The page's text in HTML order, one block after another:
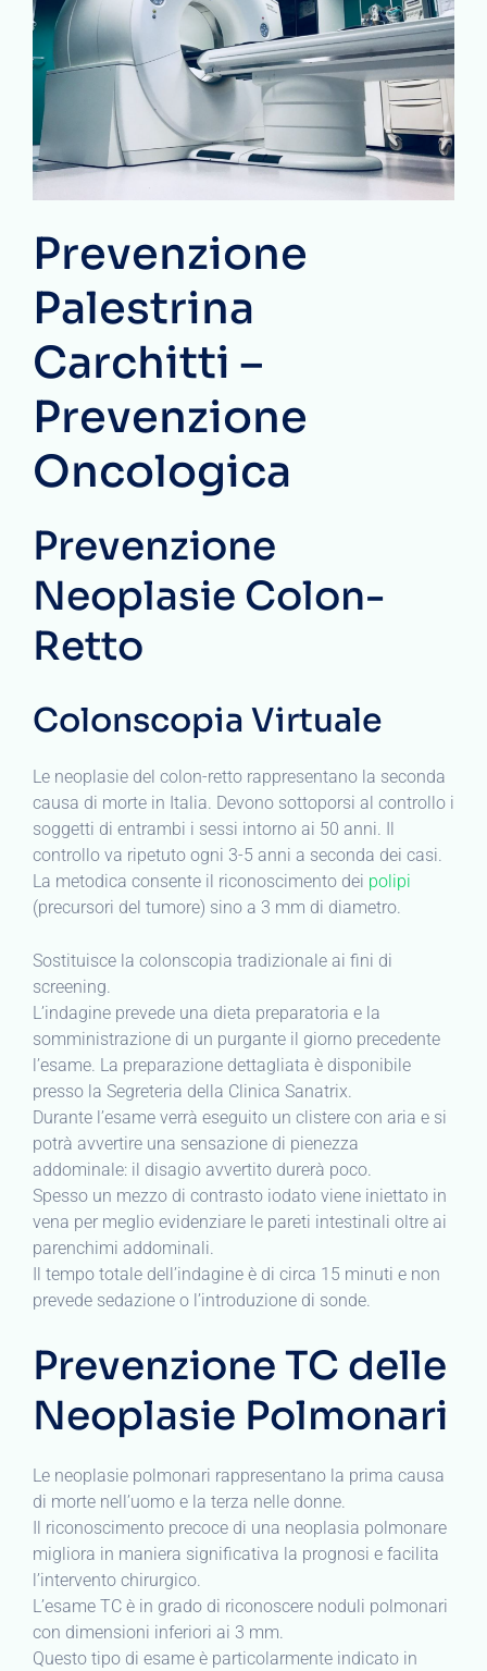
Prevenzione
Palestrina
Carchitti –
Prevenzione
Oncologica
Prevenzione
Neoplasie Colon-
Retto
Colonscopia Virtuale
Le neoplasie del colon-retto rappresentano la seconda
causa di morte in Italia. Devono sottoporsi al controllo i
soggetti di entrambi i sessi intorno ai 50 anni. Il
controllo va ripetuto ogni 3-5 anni a seconda dei casi.
La metodica consente il riconoscimento dei polipi
(precursori del tumore) sino a 3 mm di diametro.
Sostituisce la colonscopia tradizionale ai fini di
screening.
L’indagine prevede una dieta preparatoria e la
somministrazione di un purgante il giorno precedente
l’esame. La preparazione dettagliata è disponibile
presso la Segreteria della Clinica Sanatrix.
Durante l’esame verrà eseguito un clistere con aria e si
potrà avvertire una sensazione di pienezza
addominale: il disagio avvertito durerà poco.
Spesso un mezzo di contrasto iodato viene iniettato in
vena per meglio evidenziare le pareti intestinali oltre ai
parenchimi addominali.
Il tempo totale dell’indagine è di circa 15 minuti e non
prevede sedazione o l’introduzione di sonde.
Prevenzione TC delle
Neoplasie Polmonari
Le neoplasie polmonari rappresentano la prima causa
di morte nell’uomo e la terza nelle donne.
Il riconoscimento precoce di una neoplasia polmonare
migliora in maniera significativa la prognosi e facilita
l’intervento chirurgico.
L’esame TC è in grado di riconoscere noduli polmonari
con dimensioni inferiori ai 3 mm.
Questo tipo di esame è particolarmente indicato in